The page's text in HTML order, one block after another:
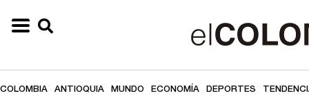
COLOMBIA ANTIOQUIA MUNDO ECONOMÍA DEPORTES